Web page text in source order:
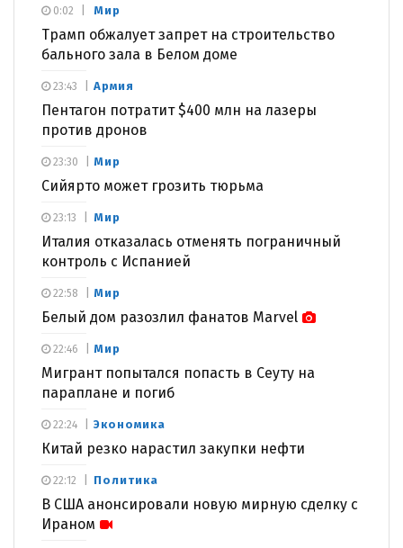
Мир
Трамп обжалует запрет на строительство
бального зала в Белом доме
0:02
Армия
Пентагон потратит $400 млн на лазеры
против дронов
23:43
Мир
Сийярто может грозить тюрьма
23:30
Мир
Италия отказалась отменять пограничный
контроль с Испанией
23:13
Мир
Белый дом разозлил фанатов Marvel
22:58
Мир
Мигрант попытался попасть в Сеуту на
параплане и погиб
22:46
Экономика
Китай резко нарастил закупки нефти
22:24
Политика
В США анонсировали новую мирную сделку с
Ираном
22:12